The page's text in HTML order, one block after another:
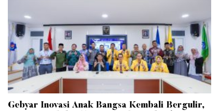
Gebyar Inovasi Anak Bangsa Kembali Bergulir,